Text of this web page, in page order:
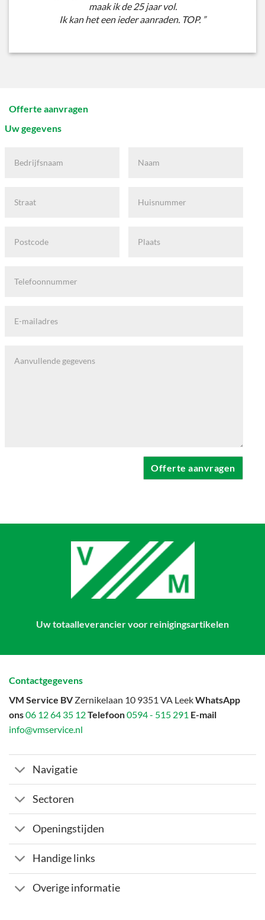
maak ik de 25 jaar vol.
Ik kan het een ieder aanraden. TOP. ”
Offerte aanvragen
Uw gegevens
mailadres
Uw totaalleverancier voor reinigingsartikelen
Contactgegevens
VM Service BVZernikelaan 10 9351 VA LeekWhatsApp
ons06 12 64 35 12Telefoon0594 - 515 291 E-mail
info@vmservice.nl
Navigatie
Sectoren
Openingstijden
Handige links
Overige informatie